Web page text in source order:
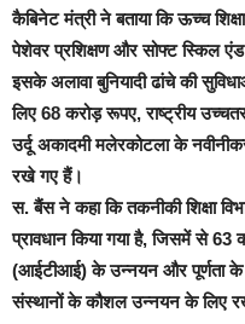
कैबिनेट मंत्री ने बताया कि ऊच्च
पेशेवर प्रशिक्षण और सोफ्ट स्किल
इसके अलावा बुनियादी ढांचे की
लिए 68 करोड़ रूपए, राष्ट्रीय
उर्दू अकादमी मलेरकोटला के
रखे गए हैं।
स. बैंस ने कहा कि तकनीकी शिक्षा
प्रावधान किया गया है, जिसमें से 63
(आईटीआई) के उन्नयन और पूर्णता के
संस्थानों के कौशल उन्नयन के लिए